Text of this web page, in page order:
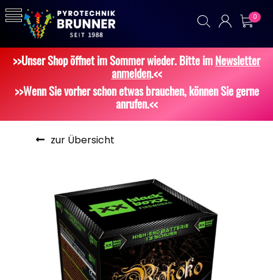
0
>>Unser Shop öffnet im Sommer wieder. Bitte imNewsletter
anmelden.<<
>>Wenn Sie vorher schon etwas brauchen, können Sie gerne
anrufen.<<
zur Übersicht